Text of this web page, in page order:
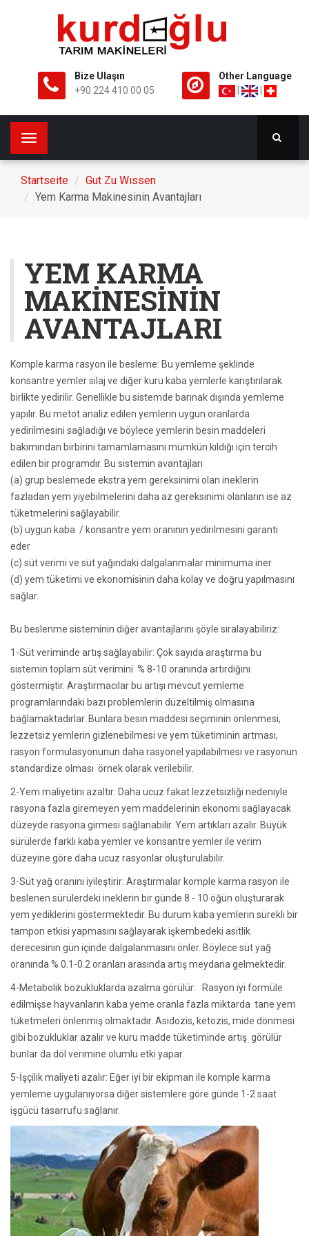
Bize Ulaşın
+90 224 410 00 05
Other Language
Toggle
navigation
Startseite
Gut Zu Wıssen
Yem Karma Makinesinin Avantajları
YEM KARMA
MAKİNESİNİN
AVANTAJLARI
Komple karma rasyon ile besleme: Bu yemleme şeklinde
konsantre yemler silaj ve diğer kuru kaba yemlerle karıştırılarak
birlikte yedirilir. Genellikle bu sistemde barınak dışında yemleme
yapılır. Bu metot analiz edilen yemlerin uygun oranlarda
yedirilmesini sağladığı ve böylece yemlerin besin maddeleri
bakımından birbirini tamamlamasını mümkün kıldığı için tercih
edilen bir programdır. Bu sistemin avantajları
(a) grup beslemede ekstra yem gereksinimi olan ineklerin
fazladan yem yiyebilmelerini daha az gereksinimi olanların ise az
tüketmelerini sağlayabilir.
(b) uygun kaba / konsantre yem oranının yedirilmesini garanti
eder
(c) süt verimi ve süt yağındaki dalgalanmalar minimuma iner
(d) yem tüketimi ve ekonomisinin daha kolay ve doğru yapılmasını
sağlar.
Bu beslenme sisteminin diğer avantajlarını şöyle sıralayabiliriz:
1-Süt veriminde artış sağlayabilir: Çok sayıda araştırma bu
sistemin toplam süt verimini % 8-10 oranında artırdığını
göstermiştir. Araştırmacılar bu artışı mevcut yemleme
programlarındaki bazı problemlerin düzeltilmiş olmasına
bağlamaktadırlar. Bunlara besin maddesi seçiminin önlenmesi,
lezzetsiz yemlerin gizlenebilmesi ve yem tüketiminin artması,
rasyon formülasyonunun daha rasyonel yapılabilmesi ve rasyonun
standardize olması örnek olarak verilebilir.
2-Yem maliyetini azaltır: Daha ucuz fakat lezzetsizliği nedeniyle
rasyona fazla giremeyen yem maddelerinin ekonomi sağlayacak
düzeyde rasyona girmesi sağlanabilir. Yem artıkları azalır. Büyük
sürülerde farklı kaba yemler ve konsantre yemler ile verim
düzeyine göre daha ucuz rasyonlar oluşturulabilir.
3-Süt yağ oranını iyileştirir: Araştırmalar komple karma rasyon ile
beslenen sürülerdeki ineklerin bir günde 8 - 10 öğün oluşturarak
yem yediklerini göstermektedir. Bu durum kaba yemlerin sürekli bir
tampon etkisi yapmasını sağlayarak işkembedeki asitlik
derecesinin gün içinde dalgalanmasını önler. Böylece süt yağ
oranında % 0.1-0.2 oranları arasında artış meydana gelmektedir.
4-Metabolik bozukluklarda azalma görülür: Rasyon iyi formüle
edilmişse hayvanların kaba yeme oranla fazla miktarda tane yem
tüketmeleri önlenmiş olmaktadır. Asidozis, ketozis, mide dönmesi
gibi bozukluklar azalır ve kuru madde tüketiminde artış görülür
bunlar da döl verimine olumlu etki yapar.
5-İşçilik maliyeti azalır: Eğer iyi bir ekipman ile komple karma
yemleme uygulanıyorsa diğer sistemlere göre günde 1-2 saat
işgücü tasarrufu sağlanır.